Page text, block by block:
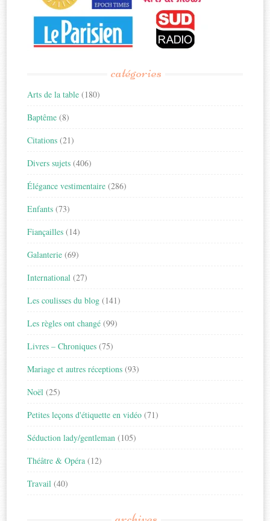
catégories
Arts de la table (180)
Baptême (8)
Citations (21)
Divers sujets (406)
Élégance vestimentaire (286)
Enfants (73)
Fiançailles (14)
Galanterie (69)
International (27)
Les coulisses du blog (141)
Les règles ont changé (99)
Livres – Chroniques (75)
Mariage et autres réceptions (93)
Noël (25)
Petites leçons d'étiquette en vidéo (71)
Séduction lady/gentleman (105)
Théâtre & Opéra (12)
Travail (40)